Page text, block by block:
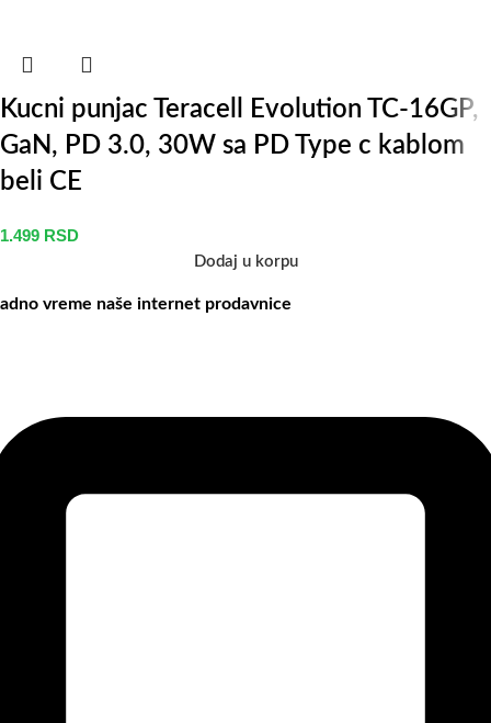
Kucni punjac Teracell Evolution TC-16GP,
GaN, PD 3.0, 30W sa PD Type c kablom
beli CE
1.499 RSD
Dodaj u korpu
vreme naše internet prodavnice